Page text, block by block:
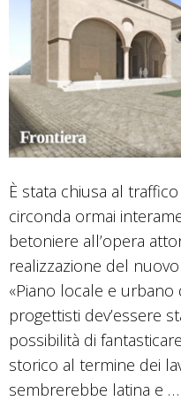
È stata chiusa al
circonda ormai
betoniere all’opera
realizzazione del
«Piano locale e urbano
progettisti dev’essere
possibilità di
storico al termine dei
sembrerebbe latina e …